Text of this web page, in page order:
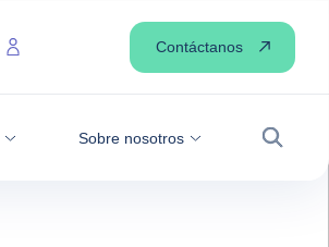
Sobre nosotros
Buscar
Contáctanos